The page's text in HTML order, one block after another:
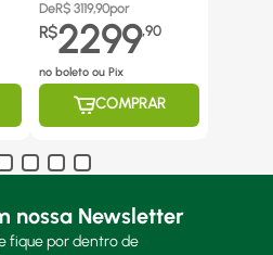
DeR$ 3119,90por
R$2299,90
no boleto ou Pix
COMPRAR
nossa Newsletter
fique por dentro de